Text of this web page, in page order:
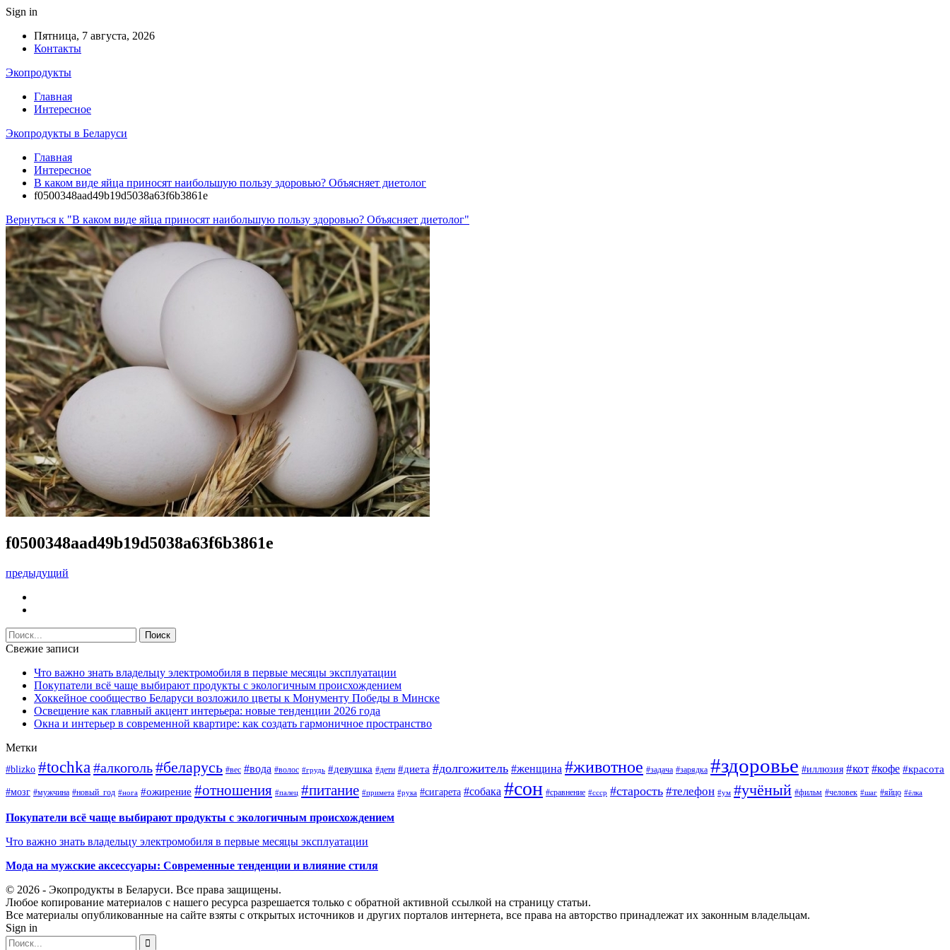
Sign in
Пятница, 7 августа, 2026
Контакты
Экопродукты
Главная
Интересное
Экопродукты в Беларуси
Главная
Интересное
В каком виде яйца приносят наибольшую пользу здоровью? Объясняет диетолог
f0500348aad49b19d5038a63f6b3861e
Вернуться к "В каком виде яйца приносят наибольшую пользу здоровью? Объясняет диетолог"
f0500348aad49b19d5038a63f6b3861e
предыдущий
Свежие записи
Что важно знать владельцу электромобиля в первые месяцы эксплуатации
Покупатели всё чаще выбирают продукты с экологичным происхождением
Хоккейное сообщество Беларуси возложило цветы к Монументу Победы в Минске
Освещение как главный акцент интерьера: новые тенденции 2026 года
Окна и интерьер в современной квартире: как создать гармоничное пространство
Метки
#blizko #tochka #алкоголь#беларусь #вес #вода #волос #грудь #девушка #дети #диета #долгожитель #женщина #животное #задача #зарядка #здоровье #иллюзия #кот #кофе #красота
#мозг #мужчина #новый_год #нога #ожирение #отношения #палец #питание #примета #рука #сигарета #собака #сон #сравнение #ссср #старость #телефон #ум #учёный #фильм #человек #шаг #яйцо #ёлка
Покупатели всё чаще выбирают продукты с экологичным происхождением
Что важно знать владельцу электромобиля в первые месяцы эксплуатации
Мода на мужские аксессуары: Современные тенденции и влияние стиля
© 2026 - Экопродукты в Беларуси. Все права защищены.
Любое копирование материалов с нашего ресурса разрешается только с обратной активной ссылкой на страницу статьи.
Все материалы опубликованные на сайте взяты с открытых источников и других порталов интернета, все права на авторство принадлежат их законным владельцам.
Sign in